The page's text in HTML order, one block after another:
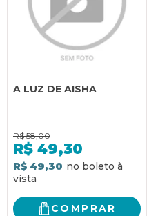
A LUZ DE AISHA
R$ 58,00
R$ 49,30
R$ 49,30
COMPRAR